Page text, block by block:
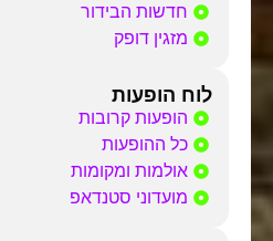
חדשות הבידור
מזגין דופק
לוח הופעות
הופעות קרובות
כל ההופעות
אולמות ומקומות
מועדוני סטנדאפ